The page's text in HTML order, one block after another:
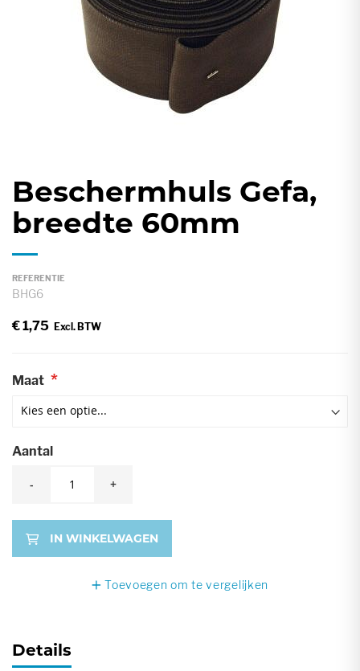
Ga
naar
het
de
gallerij
Beschermhuls Gefa,
breedte 60mm
REFERENTIE
BHG6
€ 1,75
Maat
Aantal
- +
IN WINKELWAGEN
Toevoegen om te vergelijken
Details